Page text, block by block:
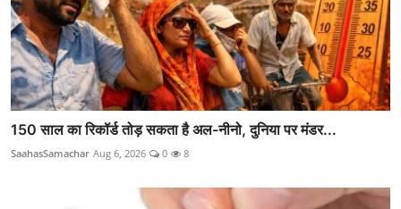
150 साल का रिकॉर्ड तोड़ सकता है अल-नीनो, दुनिया पर मंडर...
SaahasSamachar Aug 6, 2026 0 8